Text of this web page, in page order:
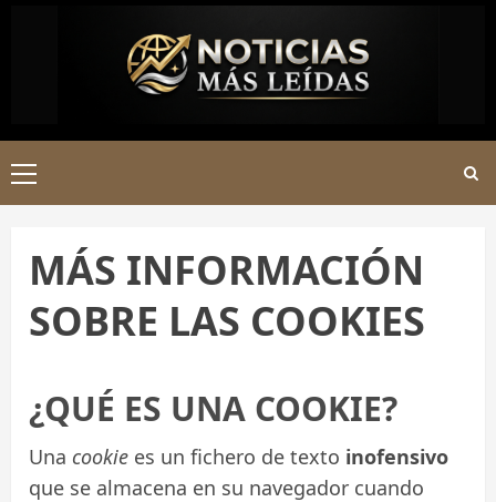
Menú
principal
MÁS INFORMACIÓN
SOBRE LAS COOKIES
¿QUÉ ES UNA COOKIE?
Una cookie es un fichero de texto inofensivo
que se almacena en su navegador cuando